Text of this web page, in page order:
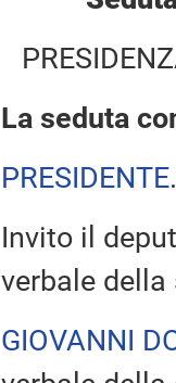
La seduta
PRESIDENTE
Invito il
verbale della
GIOVANNI